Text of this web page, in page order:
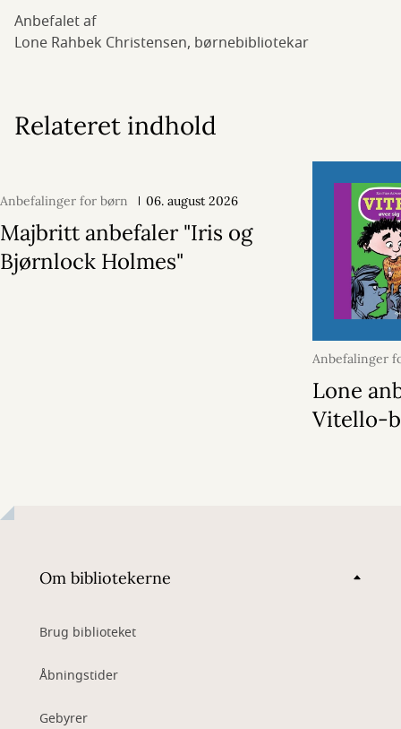
Anbefalet af
Lone Rahbek Christensen, børnebibliotekar
Relateret indhold
Anbefalinger for børn 06. august 2026
Majbritt anbefaler "Iris og
Bjørnlock Holmes"
Anbefalinger
juni 2026
Lone
Vitello-
Om bibliotekerne
Brug biblioteket
Åbningstider
Gebyrer